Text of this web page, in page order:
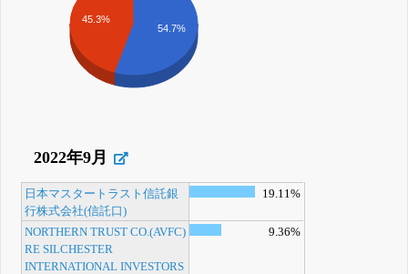
45.3%
54.7%
2022年9月
日本マスタートラスト信託銀
行株式会社(信託口)
19.11%
NORTHERN TRUST CO.(AVFC)
RE SILCHESTER
INTERNATIONAL INVESTORS
9.36%